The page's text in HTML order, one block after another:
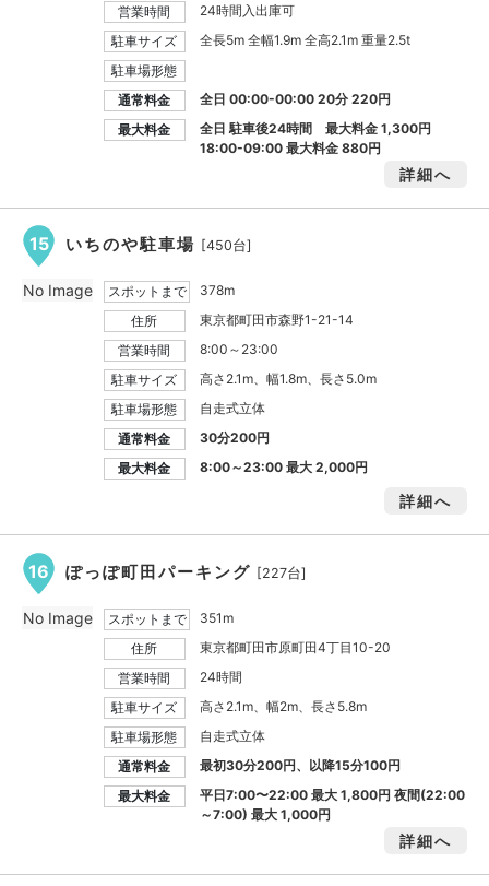
営業時間
24時間入出庫可
駐車サイズ
全長5m 全幅1.9m 全高2.1m 重量2.5t
駐車場形態
通常料金
全日 00:00-00:00 20分 220円
最大料金
全日 駐車後24時間 最大料金1,300円
18:00-09:00 最大料金880円
詳細へ
15 いちのや駐車場 [450台]
スポットまで
378m
住所
東京都町田市森野1-21-14
営業時間
8:00～23:00
駐車サイズ
高さ2.1m、幅1.8m、長さ5.0m
駐車場形態
自走式立体
通常料金
30分200円
最大料金
8:00～23:00 最大2,000円
詳細へ
No Image
16 ぽっぽ町田パーキング [227台]
スポットまで
351m
住所
東京都町田市原町田4丁目10-20
営業時間
24時間
駐車サイズ
高さ2.1m、幅2m、長さ5.8m
駐車場形態
自走式立体
通常料金
最初30分200円、以降15分100円
最大料金
平日7:00〜22:00 最大1,800円夜間(22:00
～7:00) 最大1,000円
詳細へ
No Image